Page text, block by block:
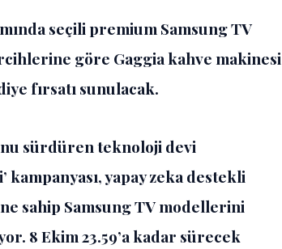
seçili premium Samsung TV
göre Gaggia kahve makinesi
fırsatı sunulacak.
sürdüren teknoloji devi
kampanyası, yapay zeka destekli
sahip Samsung TV modellerini
8 Ekim 23.59’a kadar sürecek